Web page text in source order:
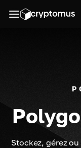
Stockez, gérez